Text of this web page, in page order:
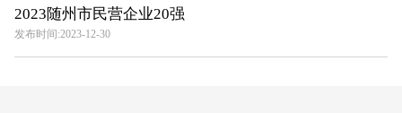
2023随州市民营企业20强
发布时间:2023-12-30